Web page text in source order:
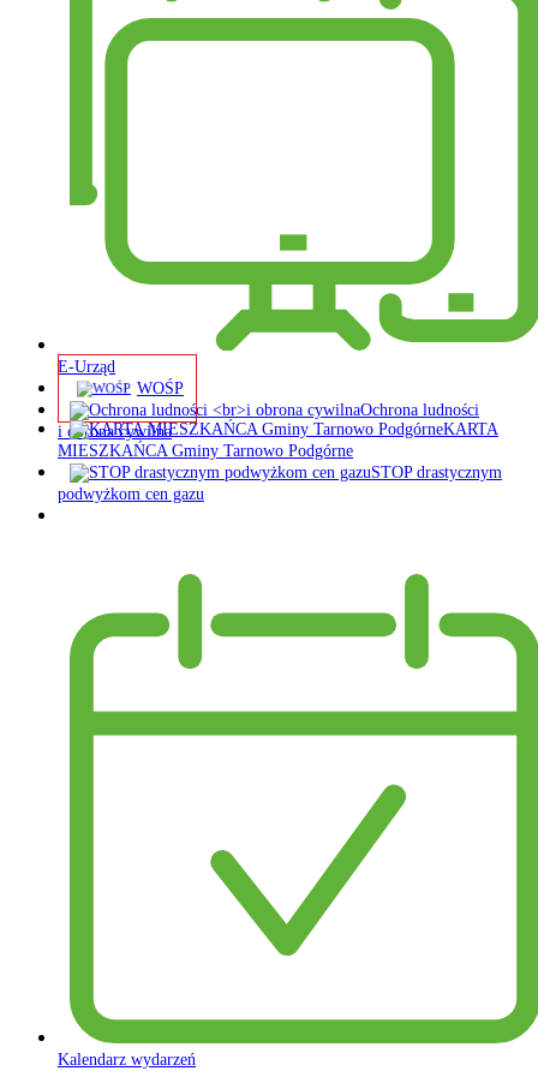
E-Urząd
WOŚP
Ochrona ludności
i obrona cywilna
KARTA
MIESZKAŃCA Gminy Tarnowo Podgórne
STOP drastycznym
podwyżkom cen gazu
Kalendarz wydarzeń